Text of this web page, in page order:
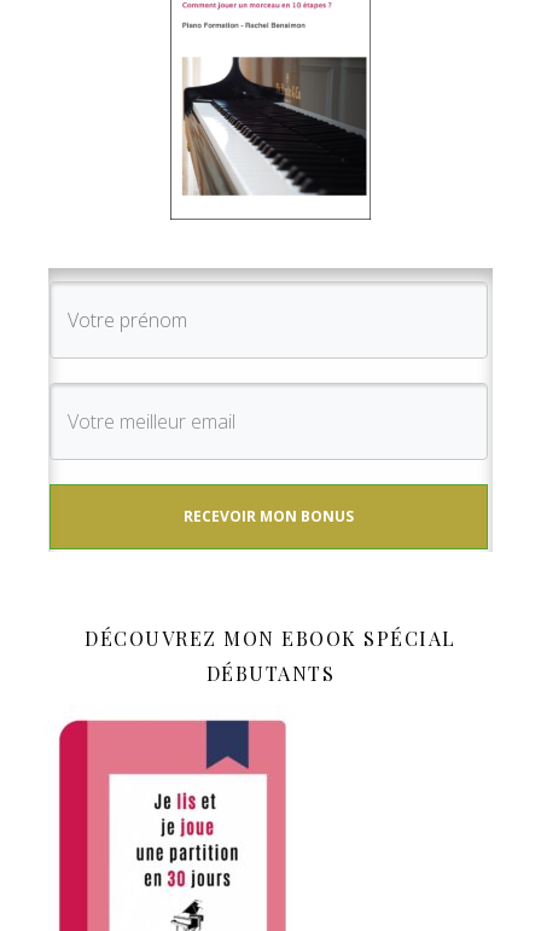
RECEVOIR MON BONUS
DÉCOUVREZ MON EBOOK SPÉCIAL
DÉBUTANTS